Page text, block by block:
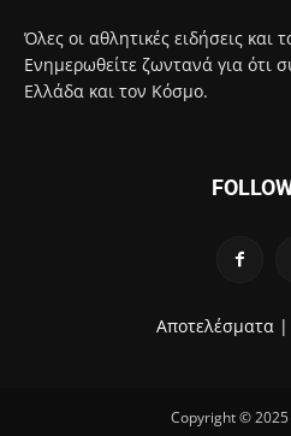
Όλες οι αθλητικές ειδήσεις και
Ενημερωθείτε ζωντανά για ότι
Ελλάδα και τον Κόσμο.
Αποτελέσματα |
Copyright ©